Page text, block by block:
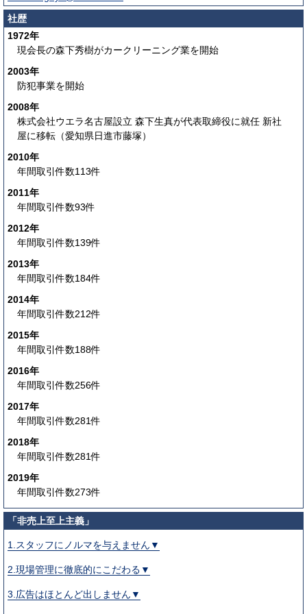
社歴
1972年
現会長の森下秀樹がカークリーニング業を開始
2003年
防犯事業を開始
2008年
株式会社ウエラ名古屋設立 森下生真が代表取締役に就任 新社
屋に移転（愛知県日進市藤塚）
2010年
年間取引件数113件
2011年
年間取引件数93件
2012年
年間取引件数139件
2013年
年間取引件数184件
2014年
年間取引件数212件
2015年
年間取引件数188件
2016年
年間取引件数256件
2017年
年間取引件数281件
2018年
年間取引件数281件
2019年
年間取引件数273件
「非売上至上主義」
1.スタッフにノルマを与えません▼
2.現場管理に徹底的にこだわる▼
3.広告はほとんど出しません▼